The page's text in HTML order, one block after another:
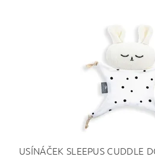
USÍNÁČEK SLEEPUS CUDDLE